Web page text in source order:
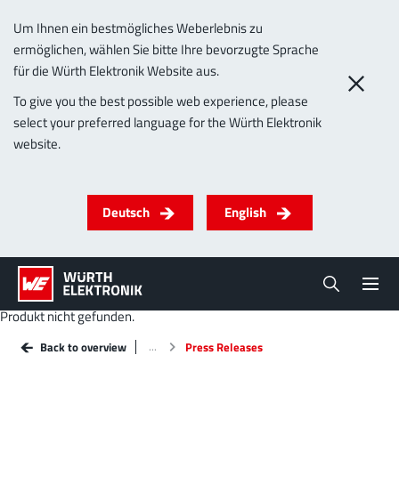
Um Ihnen ein bestmögliches Weberlebnis zu
ermöglichen, wählen Sie bitte Ihre bevorzugte Sprache
für die Würth Elektronik Website aus.
To give you the best possible web experience, please
select your preferred language for the Würth Elektronik
website.
Deutsch English
Back to overview Press Releases
Produkt nicht gefunden.